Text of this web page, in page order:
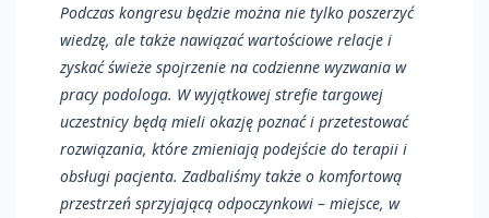
Podczas kongresu będzie można nie tylko poszerzyć
wiedzę, ale także nawiązać wartościowe relacje i
zyskać świeże spojrzenie na codzienne wyzwania w
pracy podologa. W wyjątkowej strefie targowej
uczestnicy będą mieli okazję poznać i przetestować
rozwiązania, które zmieniają podejście do terapii i
obsługi pacjenta. Zadbaliśmy także o komfortową
przestrzeń sprzyjającą odpoczynkowi – miejsce, w